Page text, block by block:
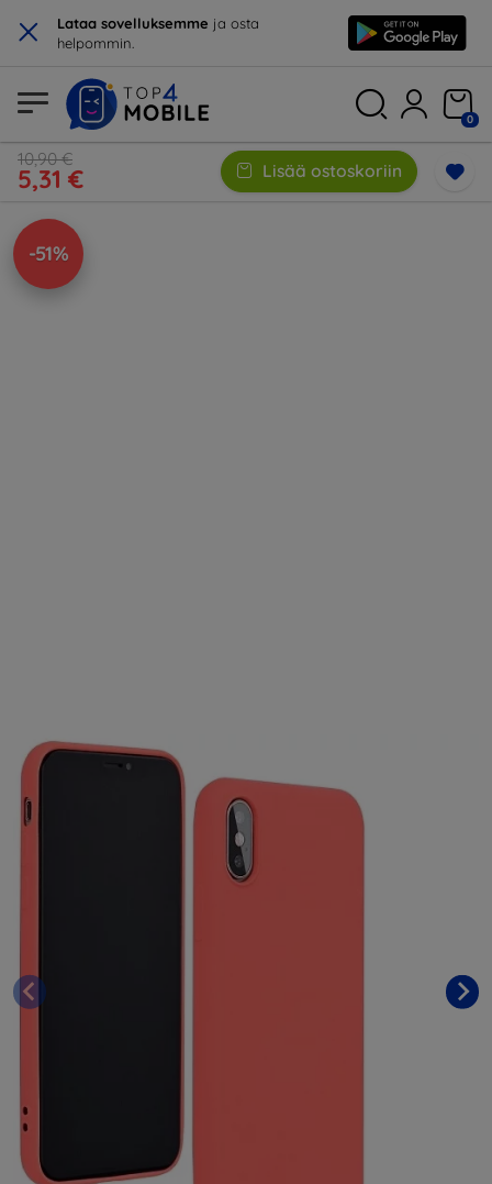
× Lataa sovelluksemme ja osta
helpommin.
0
10,90 €
5,31 € Lisää ostoskoriin
-51%